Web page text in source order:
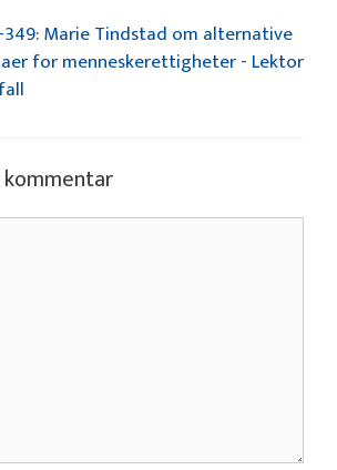
349: Marie Tindstad om alternative
for menneskerettigheter - Lektor